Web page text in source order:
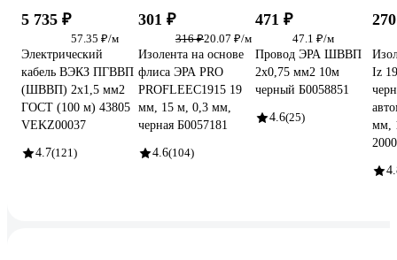
5 735 ₽
57.35 ₽/м
Электрический
кабель ВЭКЗ ПГВВП
(ШВВП) 2x1,5 мм2
ГОСТ (100 м) 43805
VEKZ00037
4.7(121)
301 ₽
316 ₽20.07 ₽/м
Изолента на основе
флиса ЭРА PRO
PROFLEEC1915 19
мм, 15 м, 0,3 мм,
черная Б0057181
4.6(104)
471 ₽
47.1 ₽/м
Провод ЭРА ШВВП
2x0,75 мм2 10м
черный Б0058851
4.6(25)
Iz
мм,